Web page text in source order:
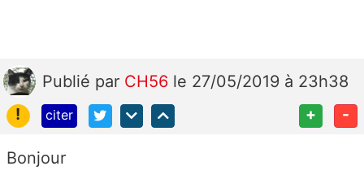
Publié par CH56 le 27/05/2019 à 23h38
!
citer + -
Bonjour